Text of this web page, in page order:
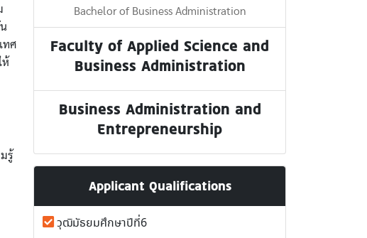
ทศ
ห้
รู้
Bachelor of Business Administration
Faculty of Applied Science and
Business Administration
Business Administration and
Entrepreneurship
Applicant Qualifications
วุฒิมัธยมศึกษาปีที่6